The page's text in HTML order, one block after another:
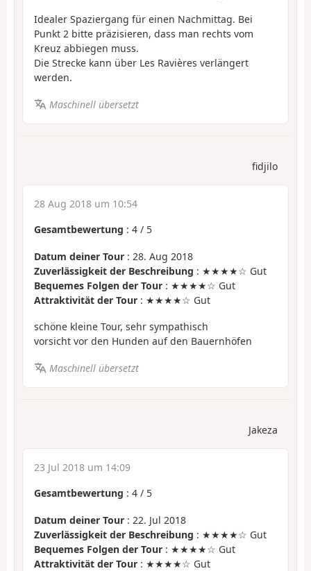
Idealer Spaziergang für einen Nachmittag. Bei
Punkt 2 bitte präzisieren, dass man rechts vom
Kreuz abbiegen muss.
Die Strecke kann über Les Ravières verlängert
werden.
Maschinell übersetzt
fidjilo
28 Aug 2018 um 10:54
Gesamtbewertung : 4 / 5
Datum deiner Tour : 28. Aug 2018
Zuverlässigkeit der Beschreibung : ★★★★☆ Gut
Bequemes Folgen der Tour : ★★★★☆ Gut
Attraktivität der Tour : ★★★★☆ Gut
schöne kleine Tour, sehr sympathisch
vorsicht vor den Hunden auf den Bauernhöfen
Maschinell übersetzt
Jakeza
23 Jul 2018 um 14:09
Gesamtbewertung : 4 / 5
Datum deiner Tour : 22. Jul 2018
Zuverlässigkeit der Beschreibung : ★★★★☆ Gut
Bequemes Folgen der Tour : ★★★★☆ Gut
Attraktivität der Tour : ★★★★☆ Gut